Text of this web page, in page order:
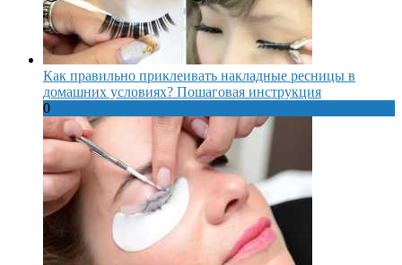
Как правильно приклеивать накладные ресницы в
домашних условиях? Пошаговая инструкция
0